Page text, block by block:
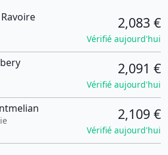
2,083 €
Vérifié aujourd'hui
2,091 €
Vérifié aujourd'hui
2,109 €
Vérifié aujourd'hui